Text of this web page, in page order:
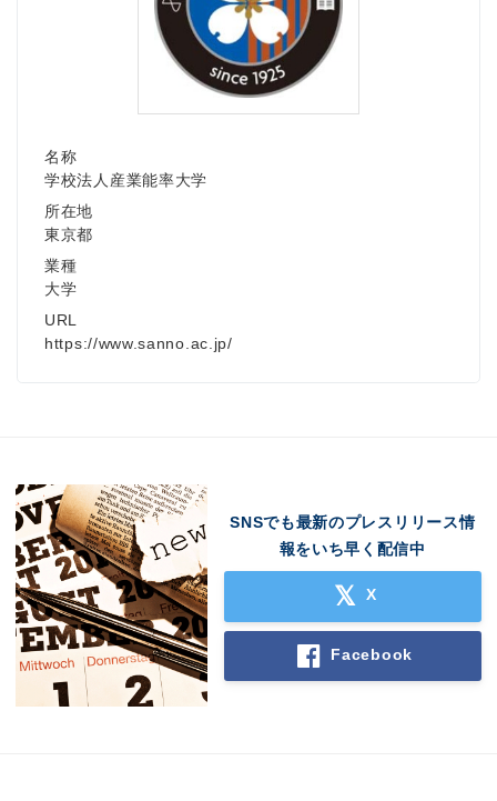
名称
学校法人産業能率大学
所在地
東京都
業種
大学
URL
https://www.sanno.ac.jp/
SNSでも最新のプレスリリース情
報をいち早く配信中
X
Facebook